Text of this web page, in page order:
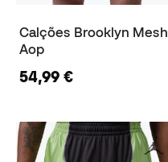
Calções Brooklyn Mesh
Aop
54,99 €